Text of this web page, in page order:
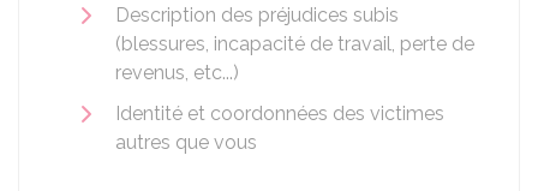
Description des préjudices subis
(blessures, incapacité de travail, perte de
revenus, etc...)
Identité et coordonnées des victimes
autres que vous